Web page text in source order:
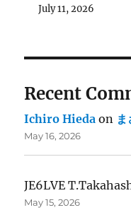
July 11, 2026
Recent
Ichiro Hieda on
May 16, 2026
JE6LVE
May 15, 2026